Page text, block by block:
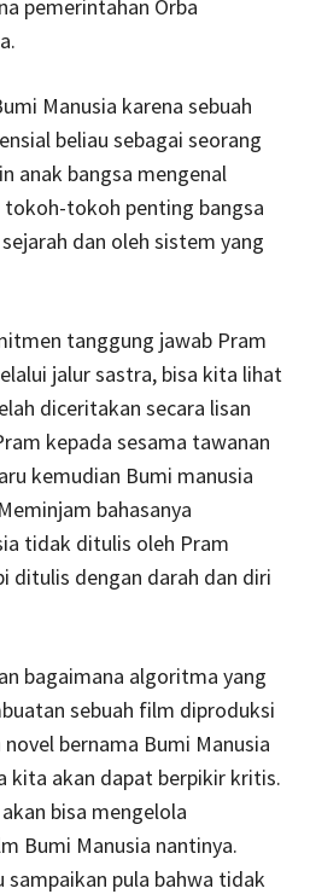
pemerintahan Orba
Manusia karena sebuah
beliau sebagai seorang
anak bangsa mengenal
tokoh-tokoh penting bangsa
dan oleh sistem yang
tanggung jawab Pram
jalur sastra, bisa kita lihat
diceritakan secara lisan
kepada sesama tawanan
kemudian Bumi manusia
bahasanya
tidak ditulis oleh Pram
ditulis dengan darah dan diri
bagaimana algoritma yang
sebuah film diproduksi
bernama Bumi Manusia
kita akan dapat berpikir kritis.
bisa mengelola
Bumi Manusia nantinya.
sampaikan pula bahwa tidak